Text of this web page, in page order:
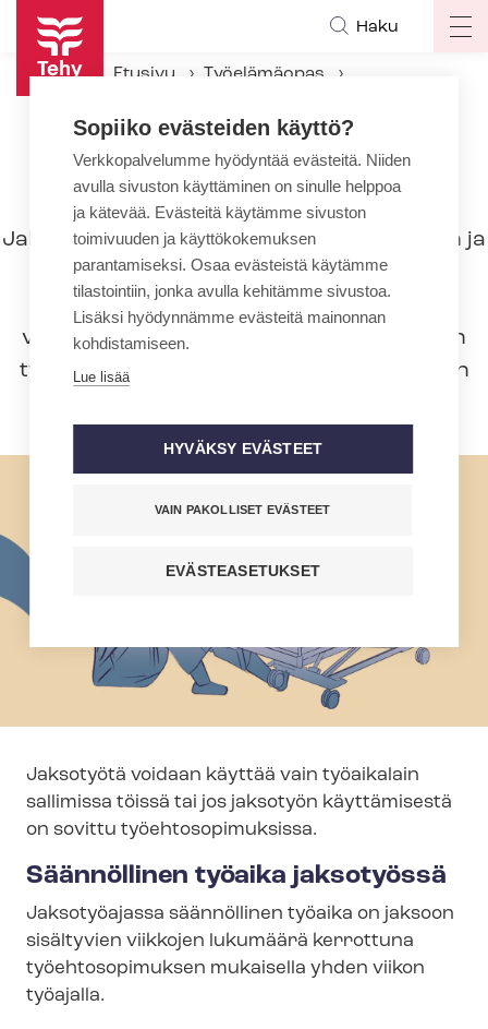
Hyppää
pääsisältöön
Haku
Etusivu
Työelämäopas
Jaksotyöaika
Jaksotyöaika
Jaksotyötä käytetään yleisesti sairaaloiden ja
terveyskeskusten vuodeosastoilla sekä
palvelutaloissa. Työnantajalla ei ole
velvollisuutta käyttää jaksotyöaikaa, vaan
työaika voidaan järjestää aina yleistyöajan
Jaksotyötä voidaan käyttää vain työaikalain
sallimissa töissä tai jos jaksotyön käyttämisestä
on sovittu työ­eh­to­so­pi­muk­sis­sa.
Säännöllinen työaika jaksotyössä
Jaksotyöajassa säännöllinen työaika on jaksoon
sisältyvien viikkojen lukumäärä kerrottuna
työehtosopimuksen mukaisella yhden viikon
työajalla.
Sopiiko evästeiden käyttö?
Verkkopalvelumme hyödyntää evästeitä. Niiden
avulla sivuston käyttäminen on sinulle helppoa
ja kätevää. Evästeitä käytämme sivuston
toimivuuden ja käyttökokemuksen
parantamiseksi. Osaa evästeistä käytämme
tilastointiin, jonka avulla kehitämme sivustoa.
Lisäksi hyödynnämme evästeitä mainonnan
kohdistamiseen.
Lue lisää
HYVÄKSY EVÄSTEET
VAIN PAKOLLISET EVÄSTEET
EVÄSTEASETUKSET